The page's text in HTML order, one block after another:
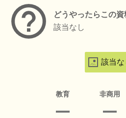
どうやったらこの
該当なし
該当な
教育 非商用